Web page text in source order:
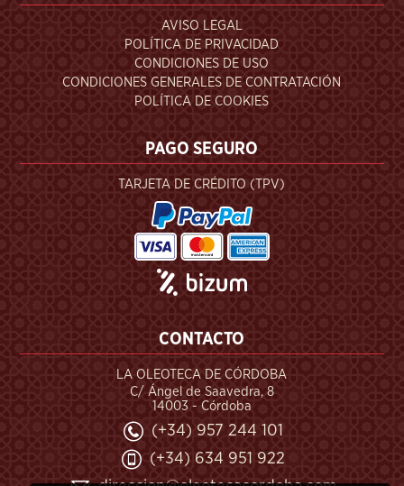
AVISO LEGAL
POLÍTICA DE PRIVACIDAD
CONDICIONES DE USO
CONDICIONES GENERALES DE CONTRATACIÓN
POLÍTICA DE COOKIES
PAGO SEGURO
TARJETA DE CRÉDITO (TPV)
CONTACTO
LA OLEOTECA DE CÓRDOBA
C/ Ángel de Saavedra, 8
14003 - Córdoba
(+34) 957 244 101
(+34) 634 951 922